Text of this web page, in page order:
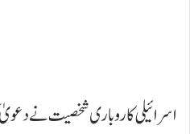
اسرائیلی کاروباری شخصیت نے